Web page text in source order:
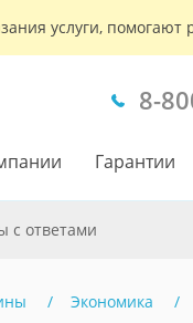
услуги,
8-
Гарантии
с ответами
Экономика